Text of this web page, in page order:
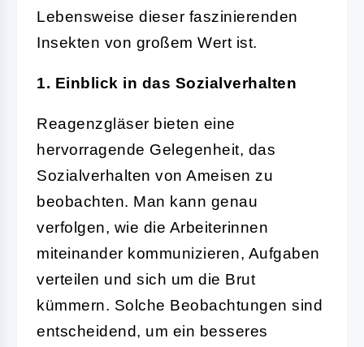
Lebensweise dieser faszinierenden
Insekten von großem Wert ist.
1. Einblick in das Sozialverhalten
Reagenzgläser bieten eine
hervorragende Gelegenheit, das
Sozialverhalten von Ameisen zu
beobachten. Man kann genau
verfolgen, wie die Arbeiterinnen
miteinander kommunizieren, Aufgaben
verteilen und sich um die Brut
kümmern. Solche Beobachtungen sind
entscheidend, um ein besseres